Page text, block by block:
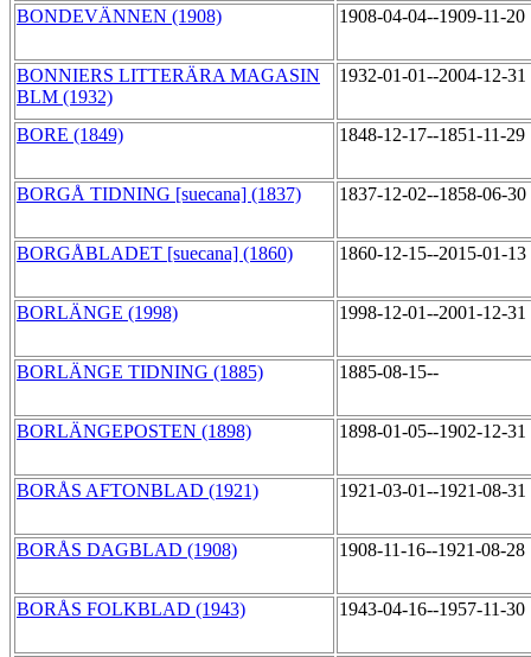
BONDEVÄNNEN (1908) 1908-04-04--1909-11-20
BONNIERS LITTERÄRA MAGASIN
BLM (1932)
1932-01-01--2004-12-31
BORE (1849) 1848-12-17--1851-11-29
BORGÅ TIDNING [suecana] (1837) 1837-12-02--1858-06-30
BORGÅBLADET [suecana] (1860) 1860-12-15--2015-01-13
BORLÄNGE (1998) 1998-12-01--2001-12-31
BORLÄNGE TIDNING (1885) 1885-08-15--
BORLÄNGEPOSTEN (1898) 1898-01-05--1902-12-31
BORÅS AFTONBLAD (1921) 1921-03-01--1921-08-31
BORÅS DAGBLAD (1908) 1908-11-16--1921-08-28
BORÅS FOLKBLAD (1943) 1943-04-16--1957-11-30